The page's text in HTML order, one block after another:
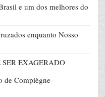
e um dos melhores do
enquanto Nosso
EXAGERADO
de Compiègne